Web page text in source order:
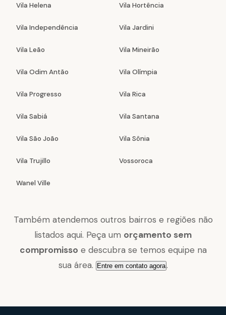
Vila Helena Vila Hortência
Vila Independência Vila Jardini
Vila Leão Vila Mineirão
Vila Odim Antão Vila Olímpia
Vila Progresso Vila Rica
Vila Sabiá Vila Santana
Vila São João Vila Sônia
Vila Trujillo Vossoroca
Wanel Ville
Também atendemos outros bairros e regiões não
listados aqui. Peça um orçamento sem
compromisso e descubra se temos equipe na
sua área. Entre em contato agora.